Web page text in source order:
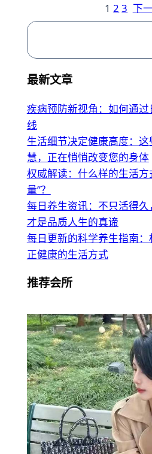
1 2 3 下
搜
最新文章
疾病预防新视角：如何通
线
生活细节决定健康高度：
慧，正在悄悄改变您的身体
权威解读：什么样的生活方
量”？
每日养生资讯：不只活得
才是品质人生的真谛
每日更新的科学养生指南
正健康的生活方式
推荐会所